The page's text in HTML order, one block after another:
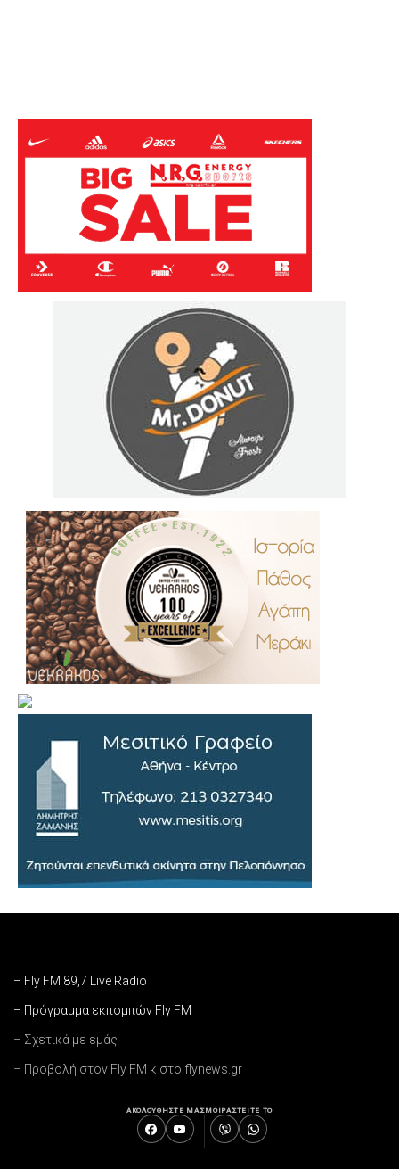
– Fly FM 89,7 Live Radio
– Πρόγραμμα εκπομπών Fly FM
– Σχετικά με εμάς
– Προβολή στον Fly FM κ στο flynews.gr
ΑΚΟΛΟΥΘΗΣΤΕ ΜΑΣΜΟΙΡΑΣΤΕΙΤΕ ΤΟ